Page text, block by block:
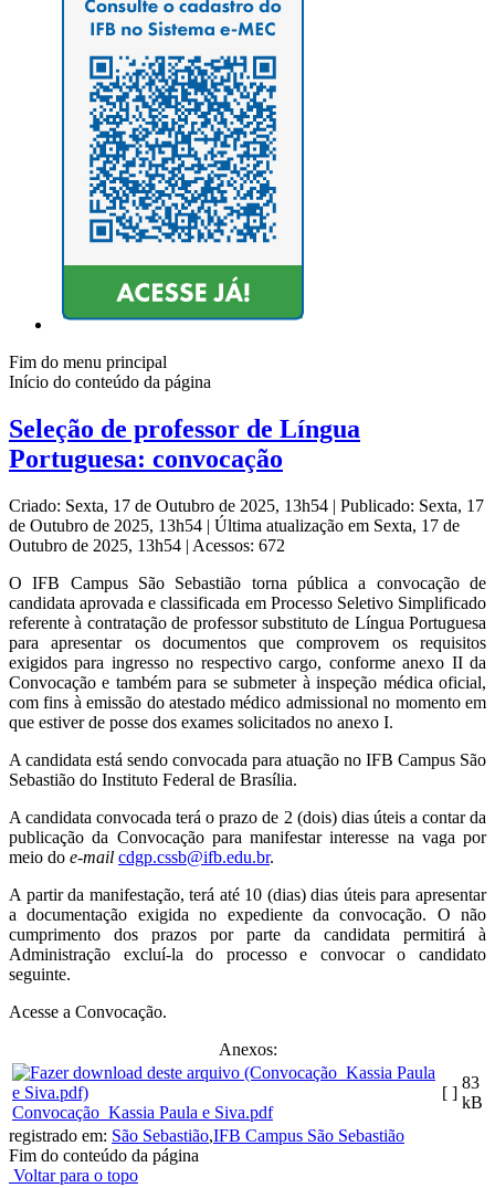
Fim do menu principal
Início do conteúdo da página
Seleção de professor de Língua
Portuguesa: convocação
Criado: Sexta, 17 de Outubro de 2025, 13h54 | Publicado: Sexta, 17
de Outubro de 2025, 13h54 | Última atualização em Sexta, 17 de
Outubro de 2025, 13h54 | Acessos: 672
O IFB Campus São Sebastião torna pública a convocação de
candidata aprovada e classificada em Processo Seletivo Simplificado
referente à contratação de professor substituto de Língua Portuguesa
para apresentar os documentos que comprovem os requisitos
exigidos para ingresso no respectivo cargo, conforme anexo II da
Convocação e também para se submeter à inspeção médica oficial,
com fins à emissão do atestado médico admissional no momento em
que estiver de posse dos exames solicitados no anexo I.
A candidata está sendo convocada para atuação no IFB Campus São
Sebastião do Instituto Federal de Brasília.
A candidata convocada terá o prazo de 2 (dois) dias úteis a contar da
publicação da Convocação para manifestar interesse na vaga por
meio do e-mail cdgp.cssb@ifb.edu.br.
A partir da manifestação, terá até 10 (dias) dias úteis para apresentar
a documentação exigida no expediente da convocação. O não
cumprimento dos prazos por parte da candidata permitirá à
Administração excluí-la do processo e convocar o candidato
seguinte.
Acesse a Convocação.
Anexos:
Convocação_Kassia Paula e Siva.pdf
[ ]
83
kB
registrado em: São Sebastião,IFB Campus São Sebastião
Fim do conteúdo da página
Voltar para o topo